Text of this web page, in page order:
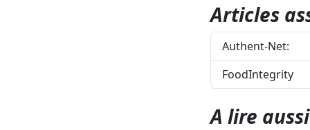
Articles
Authent-Net:
FoodIntegrity
A lire aussi